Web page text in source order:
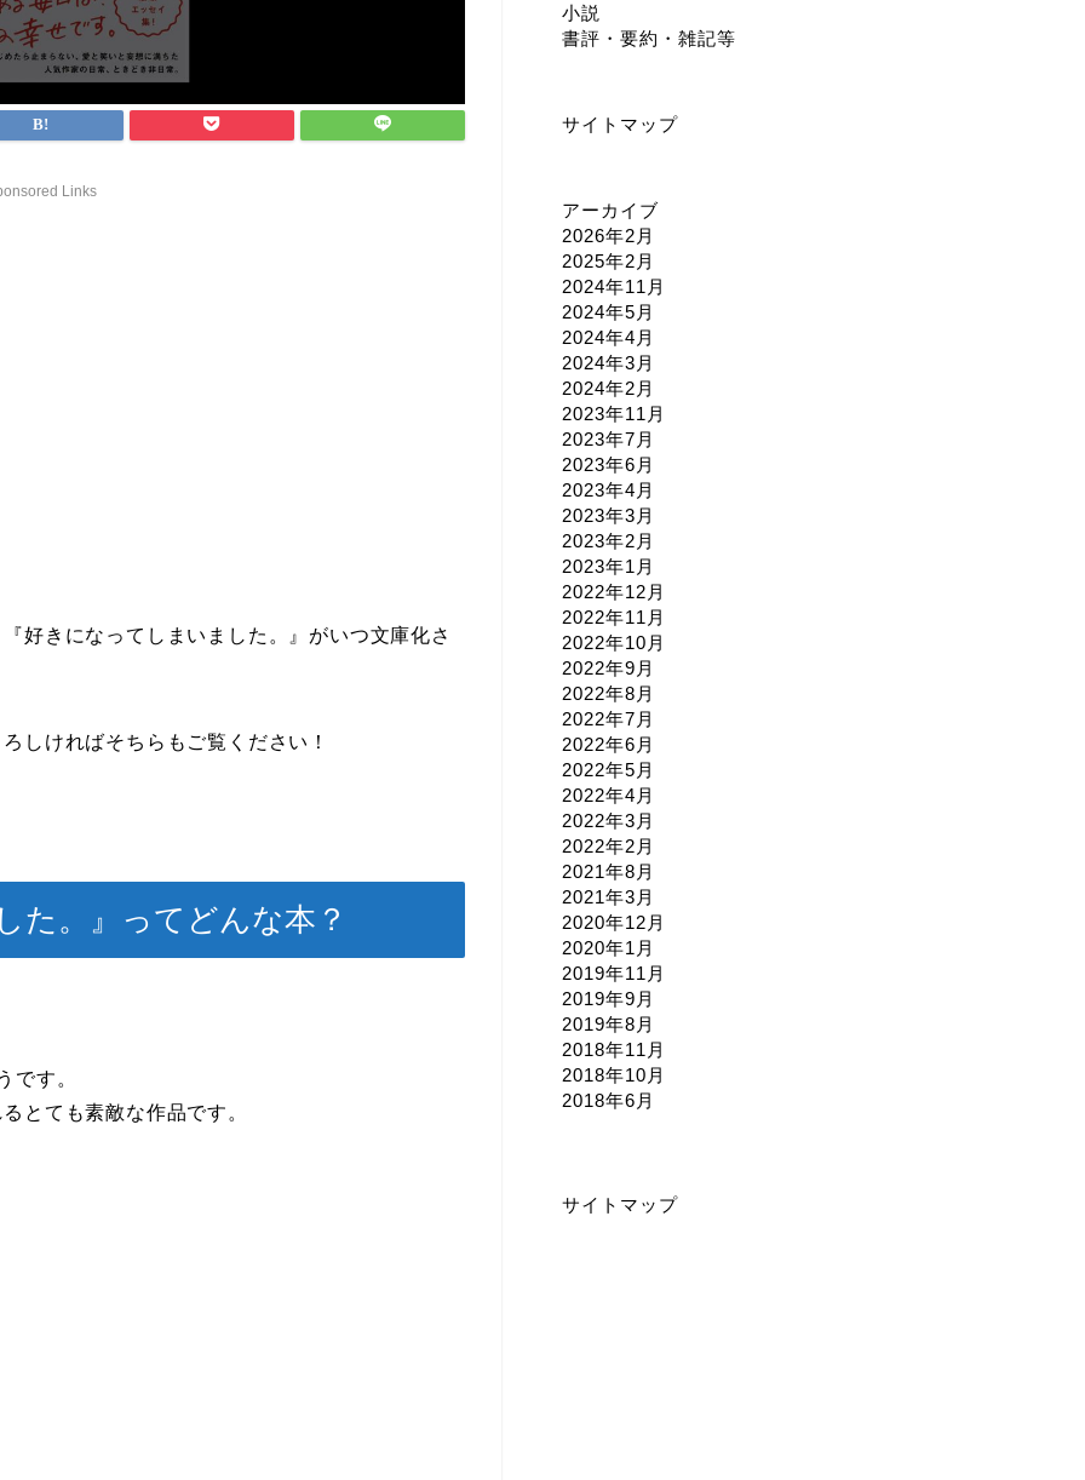
Links
好きになってしまいました。』がいつ文庫化さ
しければそちらもご覧ください！
た。』ってどんな本？
です。
とても素敵な作品です。
小説
書評・要約・雑記等
サイトマップ
アーカイブ
2026年2月
2025年2月
2024年11月
2024年5月
2024年4月
2024年3月
2024年2月
2023年11月
2023年7月
2023年6月
2023年4月
2023年3月
2023年2月
2023年1月
2022年12月
2022年11月
2022年10月
2022年9月
2022年8月
2022年7月
2022年6月
2022年5月
2022年4月
2022年3月
2022年2月
2021年8月
2021年3月
2020年12月
2020年1月
2019年11月
2019年9月
2019年8月
2018年11月
2018年10月
2018年6月
サイトマップ